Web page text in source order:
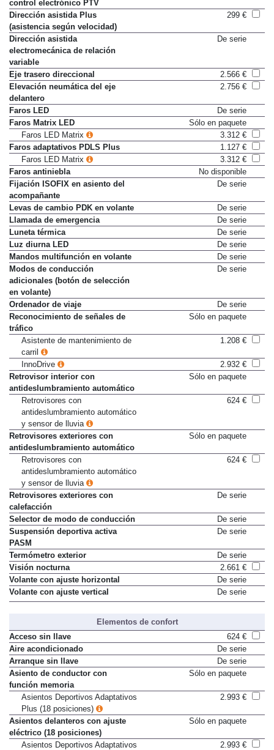
control electrónico PTV
Dirección asistida Plus
(asistencia según velocidad)
299 €
Dirección asistida
electromecánica de relación
variable
De serie
Eje trasero direccional
2.566 €
Elevación neumática del eje
delantero
2.756 €
Faros LED
De serie
Faros Matrix LED
Sólo en paquete
Faros LED Matrix
3.312 €
Faros adaptativos PDLS Plus
1.127 €
Faros LED Matrix
3.312 €
Faros antiniebla
No disponible
Fijación ISOFIX en asiento del
acompañante
De serie
Levas de cambio PDK en volante
De serie
Llamada de emergencia
De serie
Luneta térmica
De serie
Luz diurna LED
De serie
Mandos multifunción en volante
De serie
Modos de conducción
adicionales (botón de selección
en volante)
De serie
Ordenador de viaje
De serie
Reconocimiento de señales de
tráfico
Sólo en paquete
Asistente de mantenimiento de
carril
1.208 €
InnoDrive
2.932 €
Retrovisor interior con
antideslumbramiento automático
Sólo en paquete
Retrovisores con
antideslumbramiento automático
y sensor de lluvia
624 €
Retrovisores exteriores con
antideslumbramiento automático
Sólo en paquete
Retrovisores con
antideslumbramiento automático
y sensor de lluvia
624 €
Retrovisores exteriores con
calefacción
De serie
Selector de modo de conducción
De serie
Suspensión deportiva activa
PASM
De serie
Termómetro exterior
De serie
Visión nocturna
2.661 €
Volante con ajuste horizontal
De serie
Volante con ajuste vertical
De serie
Elementos de confort
Acceso sin llave
624 €
Aire acondicionado
De serie
Arranque sin llave
De serie
Asiento de conductor con
función memoria
Sólo en paquete
Asientos Deportivos Adaptativos
Plus (18 posiciones)
2.993 €
Asientos delanteros con ajuste
eléctrico (18 posiciones)
Sólo en paquete
Asientos Deportivos Adaptativos
2.993 €